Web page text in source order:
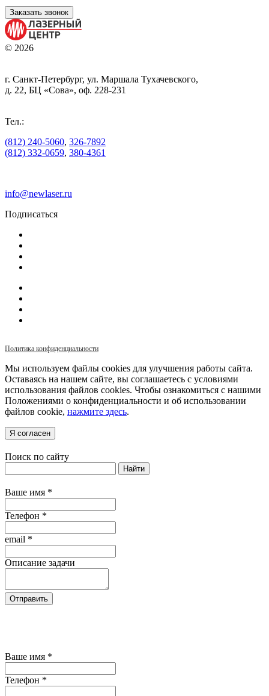
Заказать звонок
© 2026
г. Санкт-Петербург, ул. Маршала Тухачевского,
д. 22, БЦ «Сова», оф. 228-231
Тел.:
(812) 240-5060, 326-7892
(812) 332-0659, 380-4361
info@newlaser.ru
Подписаться
Политика конфиденциальности
Мы используем файлы cookies для улучшения работы сайта.
Оставаясь на нашем сайте, вы соглашаетесь с условиями
использования файлов cookies. Чтобы ознакомиться с нашими
Положениями о конфиденциальности и об использовании
файлов cookie, нажмите здесь.
Я согласен
Поиск по сайту
Найти
Ваше имя *
Телефон *
email *
Описание задачи
Отправить
Ваше имя *
Телефон *